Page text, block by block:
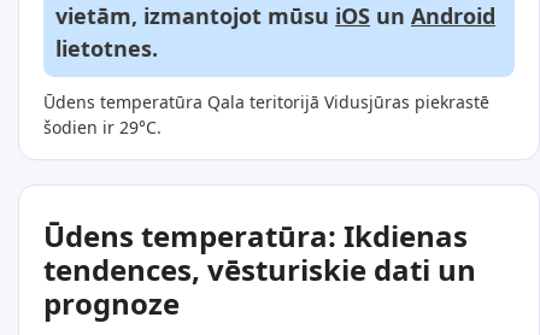
vietām, izmantojot mūsu iOS un Android
lietotnes.
Ūdens temperatūra Qala teritorijā Vidusjūras piekrastē
šodien ir 29°C.
Ūdens temperatūra: Ikdienas
tendences, vēsturiskie dati un
prognoze